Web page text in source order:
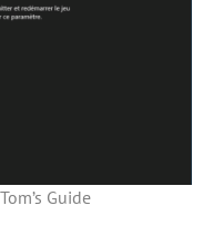
Guide